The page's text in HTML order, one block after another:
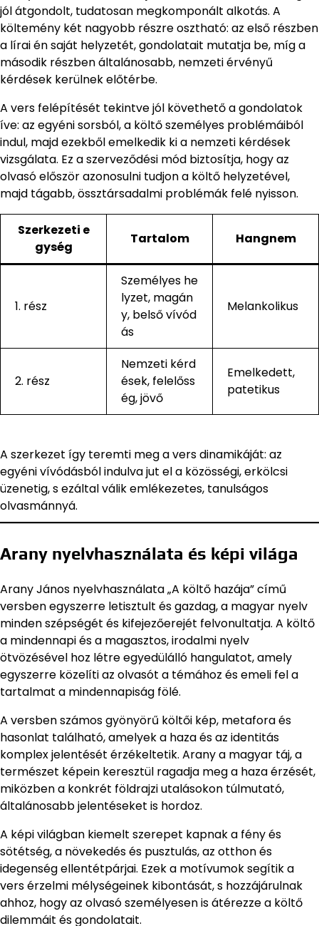
jól átgondolt, tudatosan megkomponált alkotás. A
költemény két nagyobb részre osztható: az első részben
a lírai én saját helyzetét, gondolatait mutatja be, míg a
második részben általánosabb, nemzeti érvényű
kérdések kerülnek előtérbe.
A vers felépítését tekintve jól követhető a gondolatok
íve: az egyéni sorsból, a költő személyes problémáiból
indul, majd ezekből emelkedik ki a nemzeti kérdések
vizsgálata. Ez a szerveződési mód biztosítja, hogy az
olvasó először azonosulni tudjon a költő helyzetével,
majd tágabb, össztársadalmi problémák felé nyisson.
Szerkezeti e
gység
Tartalom Hangnem
1. rész
Személyes he
lyzet, magán
y, belső vívód
ás
Melankolikus
2. rész
Nemzeti kérd
ések, felelőss
ég, jövő
Emelkedett,
patetikus
A szerkezet így teremti meg a vers dinamikáját: az
egyéni vívódásból indulva jut el a közösségi, erkölcsi
üzenetig, s ezáltal válik emlékezetes, tanulságos
olvasmánnyá.
Arany nyelvhasználata és képi világa
Arany János nyelvhasználata „A költő hazája” című
versben egyszerre letisztult és gazdag, a magyar nyelv
minden szépségét és kifejezőerejét felvonultatja. A költő
a mindennapi és a magasztos, irodalmi nyelv
ötvözésével hoz létre egyedülálló hangulatot, amely
egyszerre közelíti az olvasót a témához és emeli fel a
tartalmat a mindennapiság fölé.
A versben számos gyönyörű költői kép, metafora és
hasonlat található, amelyek a haza és az identitás
komplex jelentését érzékeltetik. Arany a magyar táj, a
természet képein keresztül ragadja meg a haza érzését,
miközben a konkrét földrajzi utalásokon túlmutató,
általánosabb jelentéseket is hordoz.
A képi világban kiemelt szerepet kapnak a fény és
sötétség, a növekedés és pusztulás, az otthon és
idegenség ellentétpárjai. Ezek a motívumok segítik a
vers érzelmi mélységeinek kibontását, s hozzájárulnak
ahhoz, hogy az olvasó személyesen is átérezze a költő
dilemmáit és gondolatait.